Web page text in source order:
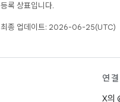
등록 상표입니다.
최종 업데이트: 2026-06-25(UTC)
연결
X의